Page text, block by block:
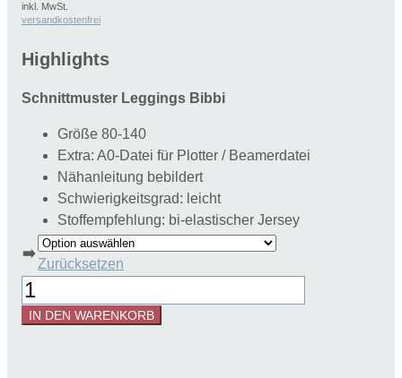
inkl. MwSt.
versandkostenfrei
Highlights
Schnittmuster Leggings Bibbi
Größe 80-140
Extra: A0-Datei für Plotter / Beamerdatei
Nähanleitung bebildert
Schwierigkeitsgrad: leicht
Stoffempfehlung: bi-elastischer Jersey
➡️
Zurücksetzen
Schnittmuster
Leggings
Bibbi
IN DEN WARENKORB